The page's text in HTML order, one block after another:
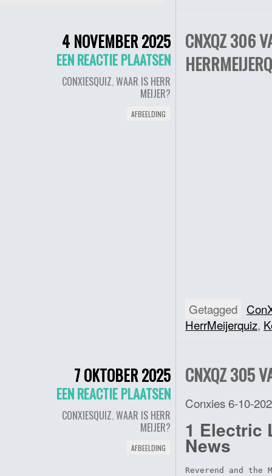
4 NOVEMBER 2025
EEN REACTIE PLAATSEN
CONXIESQUIZ,WAAR IS HERR
MEIJER?
AFBEELDING
CNXQZ 306
Getagged
HerrMeijerquiz,
7 OKTOBER 2025
EEN REACTIE PLAATSEN
CONXIESQUIZ,WAAR IS HERR
MEIJER?
AFBEELDING
CNXQZ 305
Conxies 6-10-
1 Electric
News
Reverend and the